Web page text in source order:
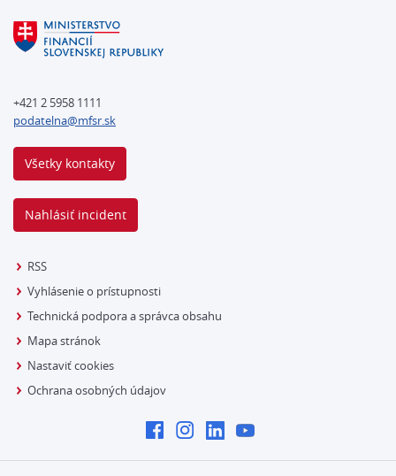
+421 2 5958 1111
podatelna@mfsr.sk
Všetky kontakty
Nahlásiť incident
RSS
Vyhlásenie o prístupnosti
Technická podpora a správca obsahu
Mapa stránok
Nastaviť cookies
Ochrana osobných údajov